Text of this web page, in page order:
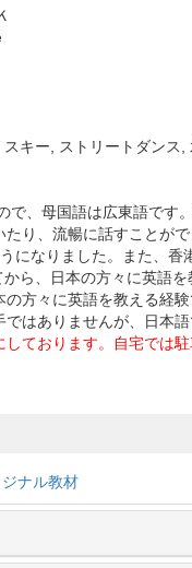
キー, ストリートダンス
、母国語は広東語です
り、流暢に話すことが
になりました。また、香
ら、日本の方々に英語
方々に英語を教える経
はありませんが、日本語
ております。自宅では
ナル教材